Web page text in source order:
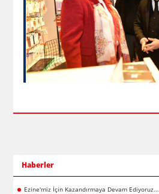
Haberler
Ezine'miz İçin Kazandırmaya Devam Ediyoruz...